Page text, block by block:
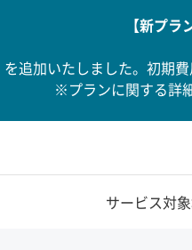
【新プラ
追加いたしました。初期
※プランに関する詳
サービス対